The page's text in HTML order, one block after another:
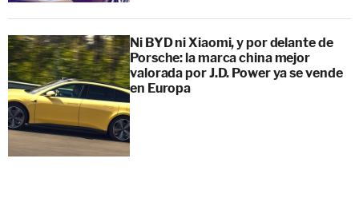
Ni BYD ni Xiaomi, y por delante de
Porsche: la marca china mejor
valorada por J.D. Power ya se vende
en Europa